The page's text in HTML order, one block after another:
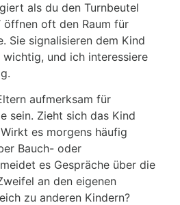
als du den Turnbeutel
öffnen oft den Raum für
Sie signalisieren dem Kind
und ich interessiere
aufmerksam für
sein. Zieht sich das Kind
es morgens häufig
Bauch- oder
es Gespräche über die
an den eigenen
zu anderen Kindern?